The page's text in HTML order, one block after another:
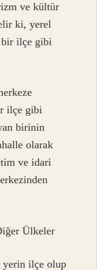
ve kültür
ki, yerel
bir ilçe gibi
ilçe gibi
birinin
olarak
ve idari
Ülkeler
yerin ilçe olup